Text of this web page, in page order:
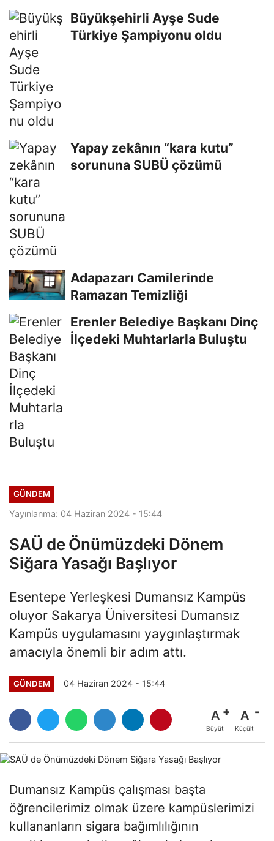
Büyükşehirli Ayşe Sude
Türkiye Şampiyonu oldu
Yapay zekânın “kara kutu”
sorununa SUBÜ çözümü
Adapazarı Camilerinde
Ramazan Temizliği
Erenler Belediye Başkanı Dinç
İlçedeki Muhtarlarla Buluştu
GÜNDEM
Yayınlanma: 04 Haziran 2024 - 15:44
SAÜ de Önümüzdeki Dönem
Siğara Yasağı Başlıyor
Esentepe Yerleşkesi Dumansız Kampüs
oluyor Sakarya Üniversitesi Dumansız
Kampüs uygulamasını yaygınlaştırmak
amacıyla önemli bir adım attı.
GÜNDEM 04 Haziran 2024 - 15:44
A
Büyüt
A
Küçült
Dumansız Kampüs çalışması başta
öğrencilerimiz olmak üzere kampüslerimizi
kullananların sigara bağımlılığının